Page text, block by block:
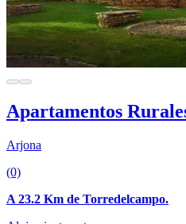
Apartamentos
Arjona
(0)
A 23.2 Km de Torredelcampo.